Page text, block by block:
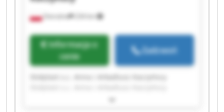
Ostrożne 234 km
Informacja o
cenie
Zadzwoń
Stolplast s.c. Anna i Arkadiusz Kaczyńscy